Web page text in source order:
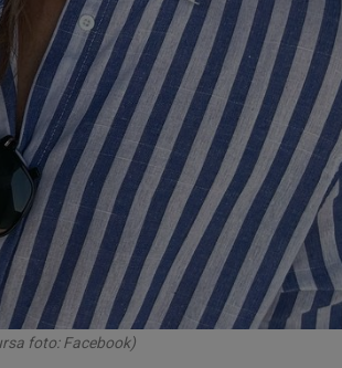
foto: Facebook)